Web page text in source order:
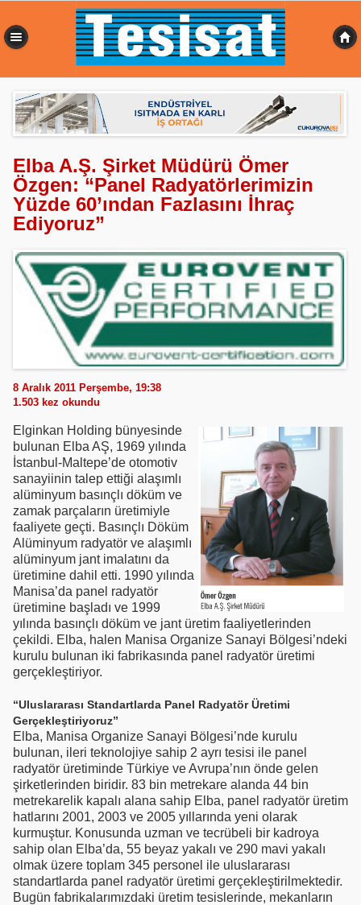
Elba A.Ş. Şirket Müdürü Ömer
Özgen: “Panel Radyatörlerimizin
Yüzde 60’ından Fazlasını İhraç
Ediyoruz”
8 Aralık 2011 Perşembe, 19:38
1.503 kez okundu
Elginkan Holding bünyesinde
bulunan Elba AŞ, 1969 yılında
İstanbul-Maltepe’de otomotiv
sanayiinin talep ettiği alaşımlı
alüminyum basınçlı döküm ve
zamak parçaların üretimiyle
faaliyete geçti. Basınçlı Döküm
Alüminyum radyatör ve alaşımlı
alüminyum jant imalatını da
üretimine dahil etti. 1990 yılında
Manisa’da panel radyatör
üretimine başladı ve 1999
yılında basınçlı döküm ve jant üretim faaliyetlerinden
çekildi. Elba, halen Manisa Organize Sanayi Bölgesi’ndeki
kurulu bulunan iki fabrikasında panel radyatör üretimi
gerçekleştiriyor.
“Uluslararası Standartlarda Panel Radyatör Üretimi
Gerçekleştiriyoruz”
Elba, Manisa Organize Sanayi Bölgesi’nde kurulu
bulunan, ileri teknolojiye sahip 2 ayrı tesisi ile panel
radyatör üretiminde Türkiye ve Avrupa’nın önde gelen
şirketlerinden biridir. 83 bin metrekare alanda 44 bin
metrekarelik kapalı alana sahip Elba, panel radyatör üretim
hatlarını 2001, 2003 ve 2005 yıllarında yeni olarak
kurmuştur. Konusunda uzman ve tecrübeli bir kadroya
sahip olan Elba’da, 55 beyaz yakalı ve 290 mavi yakalı
olmak üzere toplam 345 personel ile uluslararası
standartlarda panel radyatör üretimi gerçekleştirilmektedir.
Bugün fabrikalarımızdaki üretim tesislerinde, mekanların
0,352 sn